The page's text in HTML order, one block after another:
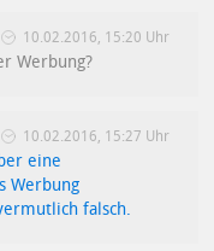
10.02.2016, 15:20 Uhr
Werbung?
10.02.2016, 15:27 Uhr
eine
Werbung
falsch.